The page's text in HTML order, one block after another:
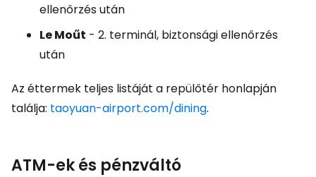
ellenőrzés után
Le Moűt - 2. terminál, biztonsági ellenőrzés
után
Az éttermek teljes listáját a repülőtér honlapján
találja: taoyuan-airport.com/dining.
ATM-ek és pénzváltó